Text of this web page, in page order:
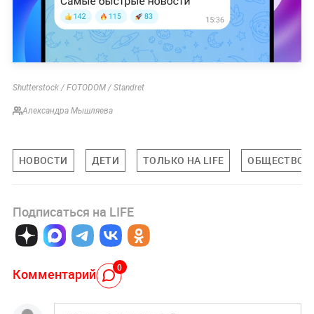
Shutterstock / FOTODOM / Standret
Александра Мышляева
НОВОСТИ ДЕТИ ТОЛЬКО НА LIFE ОБЩЕСТВО
Подписаться на LIFE
Комментарий 0